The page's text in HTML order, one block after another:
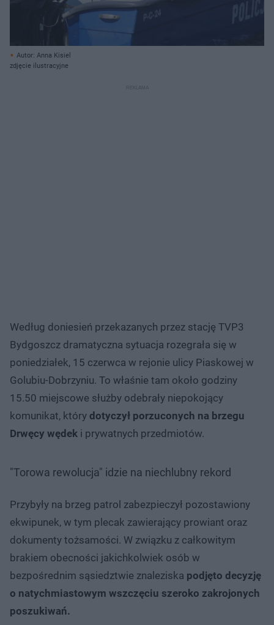
Autor: Anna Kisiel
zdjęcie ilustracyjne
Według doniesień przekazanych przez stację TVP3
Bydgoszcz dramatyczna sytuacja rozegrała się w
poniedziałek, 15 czerwca w rejonie ulicy Piaskowej w
Golubiu-Dobrzyniu. To właśnie tam około godziny
15.50 miejscowe służby odebrały niepokojący
komunikat, który dotyczył porzuconych na brzegu
Drwęcy wędek i prywatnych przedmiotów.
"Torowa rewolucja" idzie na niechlubny rekord
Przybyły na brzeg patrol zabezpieczył pozostawiony
ekwipunek, w tym plecak zawierający prowiant oraz
dokumenty tożsamości. W związku z całkowitym
brakiem obecności jakichkolwiek osób w
bezpośrednim sąsiedztwie znaleziska podjęto decyzję
o natychmiastowym wszczęciu szeroko zakrojonych
poszukiwań.